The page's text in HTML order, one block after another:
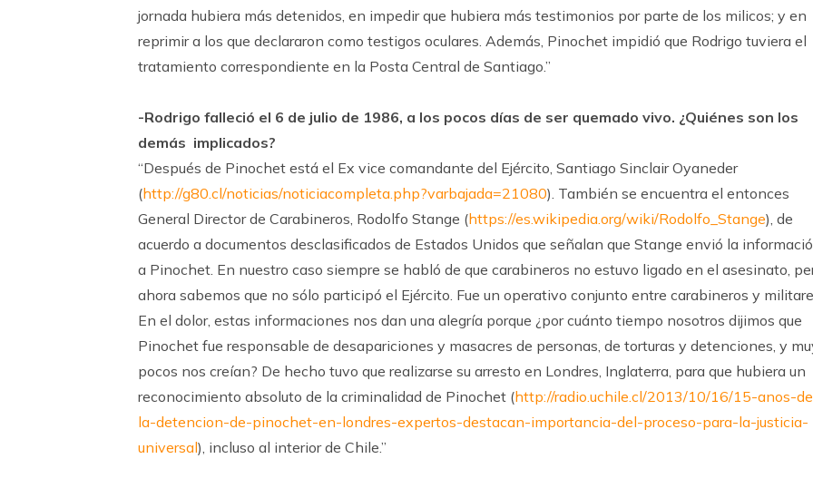
jornada hubiera más detenidos, en impedir que hubiera más testimonios por parte de los milicos; y en
reprimir a los que declararon como testigos oculares. Además, Pinochet impidió que Rodrigo tuviera el
tratamiento correspondiente en la Posta Central de Santiago.”
-Rodrigo falleció el 6 de julio de 1986, a los pocos días de ser quemado vivo. ¿Quiénes son los
demás implicados?
“Después de Pinochet está el Ex vice comandante del Ejército, Santiago Sinclair Oyaneder
(http://g80.cl/noticias/noticiacompleta.php?varbajada=21080). También se encuentra el entonces
General Director de Carabineros, Rodolfo Stange (https://es.wikipedia.org/wiki/Rodolfo_Stange), de
acuerdo a documentos desclasificados de Estados Unidos que señalan que Stange envió la
a Pinochet. En nuestro caso siempre se habló de que carabineros no estuvo ligado en el asesinato,
ahora sabemos que no sólo participó el Ejército. Fue un operativo conjunto entre carabineros y
En el dolor, estas informaciones nos dan una alegría porque ¿por cuánto tiempo nosotros dijimos que
Pinochet fue responsable de desapariciones y masacres de personas, de torturas y detenciones, y
pocos nos creían? De hecho tuvo que realizarse su arresto en Londres, Inglaterra, para que hubiera un
reconocimiento absoluto de la criminalidad de Pinochet (http://radio.uchile.cl/2013/10/16/15-anos-
la-detencion-de-pinochet-en-londres-expertos-destacan-importancia-del-proceso-para-la-justicia-
universal), incluso al interior de Chile.”